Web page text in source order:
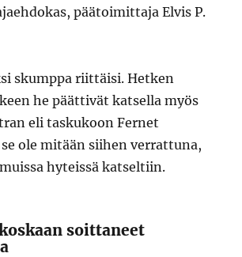
päätoimittaja Elvis P.
skumppa riittäisi. Hetken
he päättivät katsella myös
eli taskukoon Fernet
se ole mitään siihen verrattuna,
hyteissä katseltiin.
soittaneet